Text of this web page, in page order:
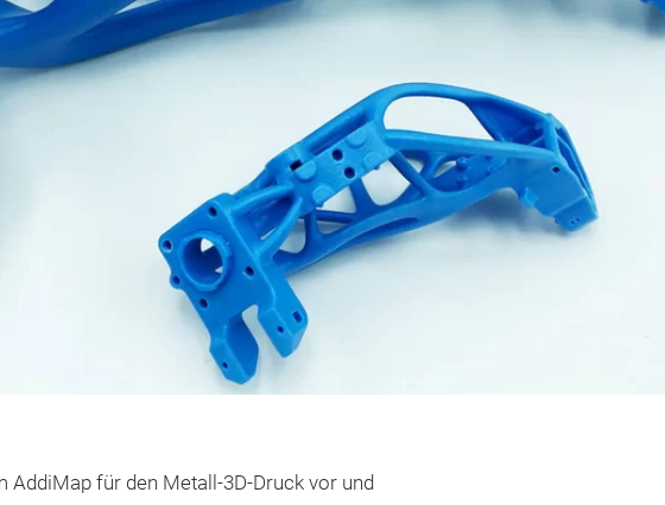
für den Metall-3D-Druck vor und